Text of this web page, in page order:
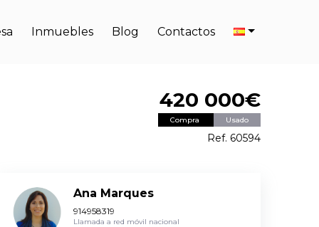
Inmuebles Blog Contactos
420 000€
Compra Usado
Ref. 60594
Ana Marques
914958319
Llamada a red móvil nacional